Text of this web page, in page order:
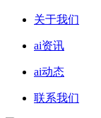
关于我们
ai资讯
ai动态
联系我们